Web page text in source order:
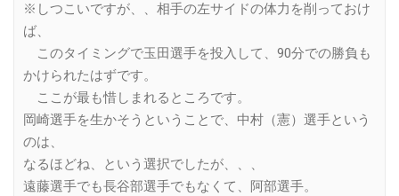
※しつこいですが、、相手の左サイドの体力を削っておけ
ば、
このタイミングで玉田選手を投入して、90分での勝負も
かけられたはずです。
ここが最も惜しまれるところです。
岡崎選手を生かそうということで、中村（憲）選手という
のは、
なるほどね、という選択でしたが、、、
遠藤選手でも長谷部選手でもなくて、阿部選手。